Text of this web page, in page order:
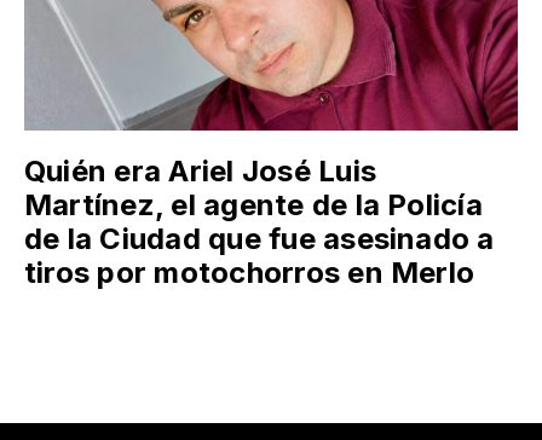
Quién era Ariel José Luis
Martínez, el agente de la Policía
de la Ciudad que fue asesinado a
tiros por motochorros en Merlo